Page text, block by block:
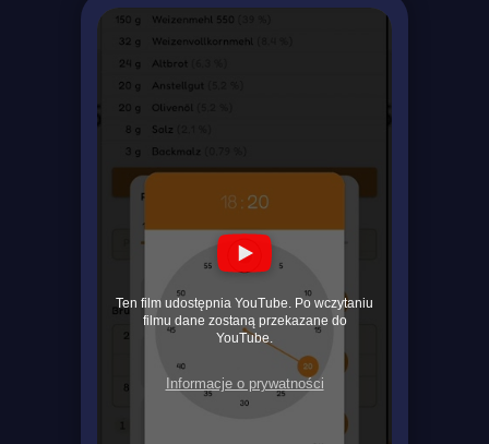
Ten film udostępnia YouTube. Po wczytaniu
filmu dane zostaną przekazane do
YouTube.
Informacje o prywatności